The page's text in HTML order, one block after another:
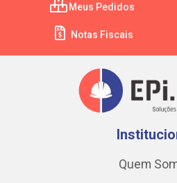
Meus Pedidos
Notas Fiscais
Quem